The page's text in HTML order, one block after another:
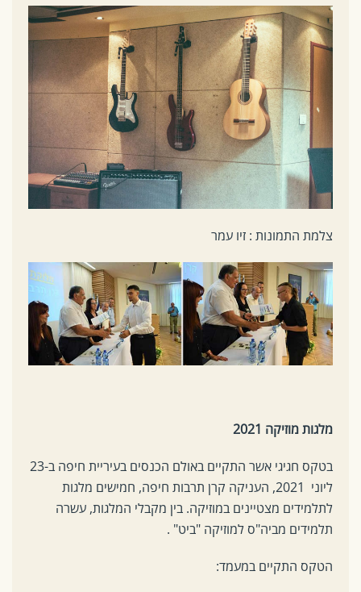
צלמת התמונות : זיו עמר
מלגות מוזיקה 2021
בטקס חגיגי אשר התקיים באולם הכנסים בעיריית חיפה ב-23
ליוני 2021, העניקה קרן תרבות חיפה, חמישים מלגות
לתלמידים מצטיינים במוזיקה. בין מקבלי המלגות, עשרה
תלמידים מביה"ס למוזיקה "ביט" .
הטקס התקיים במעמד: